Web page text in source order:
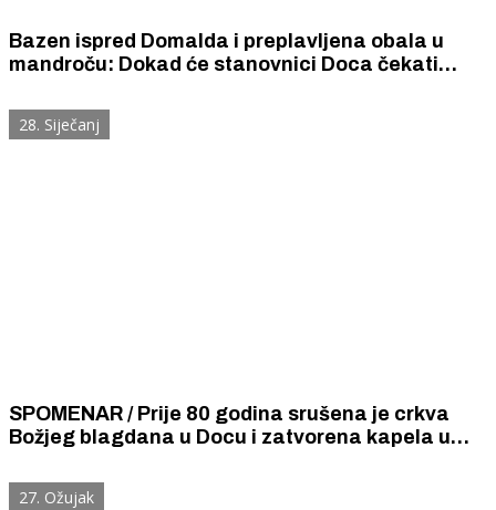
Bazen ispred Domalda i preplavljena obala u
mandroču: Dokad će stanovnici Doca čekati
28. Siječanj
SPOMENAR / Prije 80 godina srušena je crkva
Božjeg blagdana u Docu i zatvorena kapela u
spasiti kip Srca Isusova i sliku sv. Josipa.
27. Ožujak